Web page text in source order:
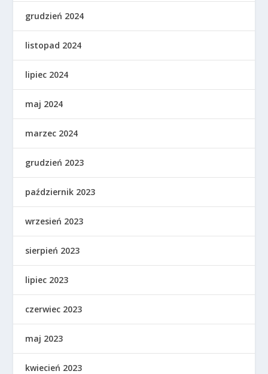
grudzień 2024
listopad 2024
lipiec 2024
maj 2024
marzec 2024
grudzień 2023
październik 2023
wrzesień 2023
sierpień 2023
lipiec 2023
czerwiec 2023
maj 2023
kwiecień 2023